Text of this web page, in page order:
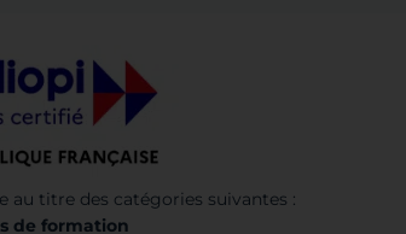
au titre des catégories suivantes :
de formation